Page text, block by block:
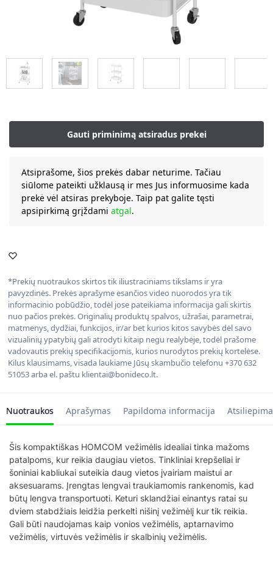
Atsiprašome, šios prekės dabar neturime. Tačiau
siūlome pateikti užklausą ir mes Jus informuosime kada
prekė vėl atsiras prekyboje. Taip pat galite tęsti
apsipirkimą grįždami atgal.
*Prekių nuotraukos skirtos tik iliustraciniams tikslams ir yra
pavyzdinės. Prekės aprašyme esančios video nuorodos yra tik
informacinio pobūdžio, todėl jose pateikiama informacija gali skirtis
nuo pačios prekės. Originalių produktų spalvos, užrašai, parametrai,
matmenys, dydžiai, funkcijos, ir/ar bet kurios kitos savybės dėl savo
vizualinių ypatybių gali atrodyti kitaip negu realybėje, todėl prašome
vadovautis prekių specifikacijomis, kurios nurodytos prekių kortelėse.
Kilus klausimams, visada laukiame Jūsų skambučio telefonu +370 632
51053 arba el. paštu klientai@bonideco.lt.
Nuotraukos Aprašymas Papildoma informacija
Šis kompaktiškas HOMCOM vežimėlis idealiai tinka mažoms
patalpoms, kur reikia daugiau vietos. Tinkliniai krepšeliai ir
šoniniai kabliukai suteikia daug vietos įvairiam maistui ar
aksesuarams. Įrengtas lengvai traukiamomis rankenomis, kad
būtų lengva transportuoti. Keturi sklandžiai einantys ratai su
dviem stabdžiais leidžia perkelti nišinį vežimėlį kur tik reikia.
Gali būti naudojamas kaip vonios vežimėlis, aptarnavimo
vežimėlis, virtuvės vežimėlis ir skalbinių vežimėlis.